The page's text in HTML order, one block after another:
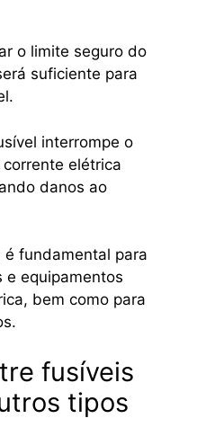
o limite seguro do
suficiente para
interrompe o
elétrica
danos ao
é fundamental para
e equipamentos
bem como para
fusíveis
tipos